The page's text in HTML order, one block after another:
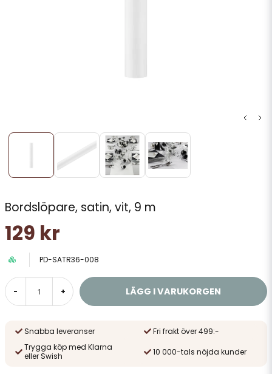
Bordslöpare, satin, vit, 9 m
129 kr
PD-SATR36-008
- + LÄGG I VARUKORGEN
Snabba leveranser
Fri frakt över 499:-
Trygga köp med Klarna
eller Swish
10 000-tals nöjda kunder